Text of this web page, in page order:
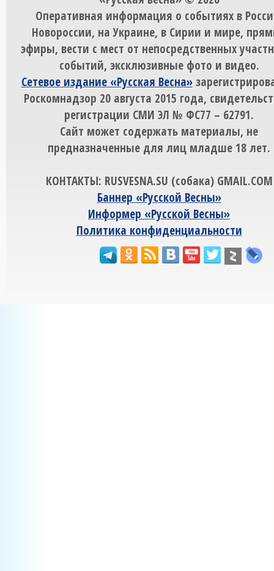
Оперативная информация о событиях в
Новороссии, на Украине, в Сирии и мире,
эфиры, вести с мест от непосредственных
событий, эксклюзивные фото и видео.
Сетевое издание «Русская Весна»
Роскомнадзор 20 августа 2015 года,
регистрации СМИ ЭЛ № ФС77 – 62791.
Сайт может содержать материалы, не
предназначенные для лиц младше 18 лет.
КОНТАКТЫ: RUSVESNA.SU (собака) GMAIL.COM
Баннер «Русской Весны»
Информер «Русской Весны»
Политика конфиденциальности